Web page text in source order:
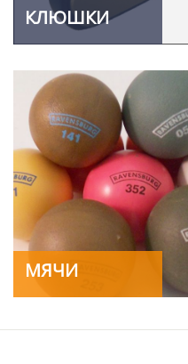
КЛЮШКИ
МЯЧИ